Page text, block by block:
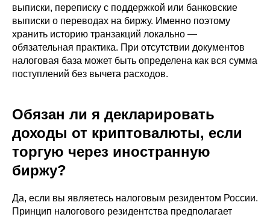
выписки, переписку с поддержкой или банковские
выписки о переводах на биржу. Именно поэтому
хранить историю транзакций локально —
обязательная практика. При отсутствии документов
налоговая база может быть определена как вся сумма
поступлений без вычета расходов.
Обязан ли я декларировать
доходы от криптовалюты, если
торгую через иностранную
биржу?
Да, если вы являетесь налоговым резидентом России.
Принцип налогового резидентства предполагает